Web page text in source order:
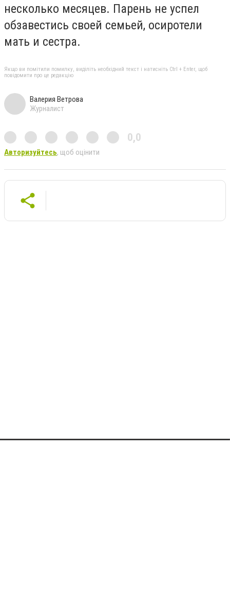
несколько месяцев. Парень не успел
обзавестись своей семьей, осиротели
мать и сестра.
Якщо ви помітили помилку, виділіть необхідний текст і натисніть Ctrl + Enter, щоб
повідомити про це редакцію
Валерия Ветрова
Журналист
0,0
Авторизуйтесь, щоб оцінити